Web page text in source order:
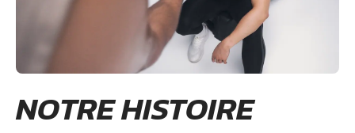
NOTRE HISTOIRE